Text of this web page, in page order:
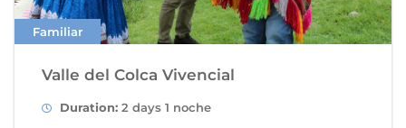
Familiar
Valle del Colca Vivencial
Duration: 2 days 1 noche